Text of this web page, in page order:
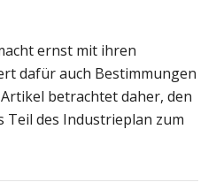
ernst mit ihren
dafür auch Bestimmungen
betrachtet daher, den
Teil des Industrieplan zum